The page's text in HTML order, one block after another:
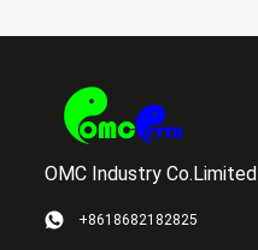
OMC Industry Co.Limited
+8618682182825